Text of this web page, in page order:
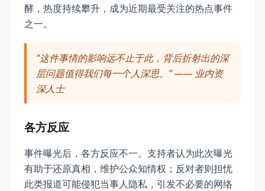
酵，热度持续攀升，成为近期最受关注的热点事件
之一。
"这件事情的影响远不止于此，背后折射出的深
层问题值得我们每一个人深思。" —— 业内资
深人士
各方反应
事件曝光后，各方反应不一。支持者认为此次曝光
有助于还原真相，维护公众知情权；反对者则担忧
此类报道可能侵犯当事人隐私，引发不必要的网络